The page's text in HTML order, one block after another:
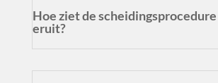
Hoe ziet de scheidingsprocedure
eruit?